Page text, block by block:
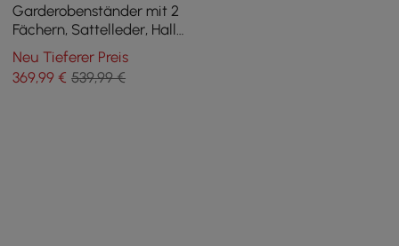
Garderobenständer mit 2
Fächern, Sattelleder, Hall
Tree
Neu Tieferer Preis
369,99 € 539,99 €